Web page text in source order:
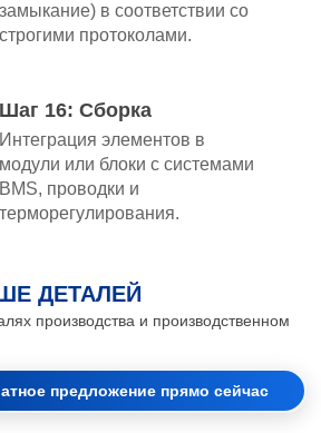
замыкание) в соответствии со
строгими протоколами.
Шаг 16: Сборка
Интеграция элементов в
модули или блоки с системами
BMS, проводки и
терморегулирования.
ДЕТАЛЕЙ
производства и производственном
предложение прямо сейчас